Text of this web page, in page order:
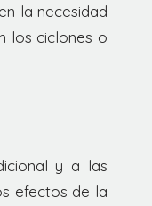
la necesidad
los ciclones o
y a las
efectos de la